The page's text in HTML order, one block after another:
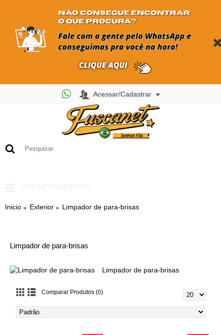
Acessar/Cadastrar
Inicio Exterior Limpador de para-brisas
Limpador de para-brisas
Limpador de para-brisas
Comparar Produtos (0)